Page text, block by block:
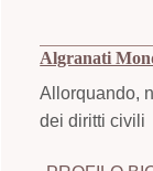
Algranati
Allorquando,
dei diritti civili